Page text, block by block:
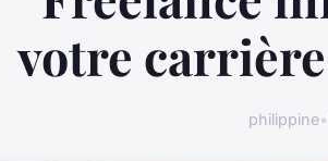
votre
philippine•